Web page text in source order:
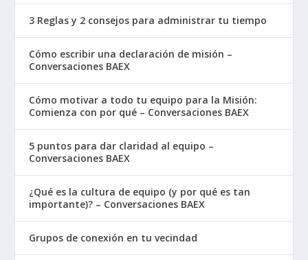
3 Reglas y 2 consejos para administrar tu tiempo
Cómo escribir una declaración de misión –
Conversaciones BAEX
Cómo motivar a todo tu equipo para la Misión:
Comienza con por qué – Conversaciones BAEX
5 puntos para dar claridad al equipo –
Conversaciones BAEX
¿Qué es la cultura de equipo (y por qué es tan
importante)? – Conversaciones BAEX
Grupos de conexión en tu vecindad